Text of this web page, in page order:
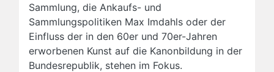
Sammlung, die Ankaufs- und
Sammlungspolitiken Max Imdahls oder der
Einfluss der in den 60er und 70er-Jahren
erworbenen Kunst auf die Kanonbildung in der
Bundesrepublik, stehen im Fokus.